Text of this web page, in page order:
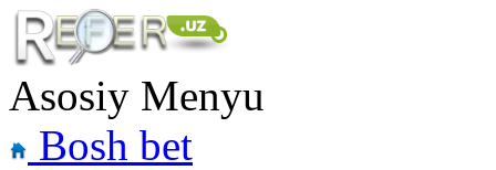
Asosiy Menyu
Bosh bet